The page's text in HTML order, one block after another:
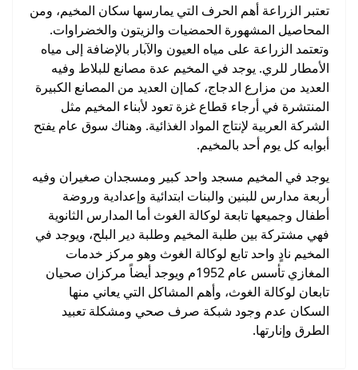
تعتبر الزراعة أهم الحرف التي يمارسها سكان المخيم، ومن
المحاصيل المشهورة الحمضيات والزيتون والخضراوات.
وتعتمد الزراعة على مياه العيون والآبار بالإضافة إلى مياه
الأمطار للري. يوجد في المخيم عدة مصانع للبلاط وفيه
العديد من مزارع الدجاج، كماإن العديد من المصانع الكبيرة
المنتشرة في أرجاء قطاع غزة تعود لأبناء المخيم مثل
الشركة العربية لإنتاج المواد الغذائية. وهناك سوق عام يفتح
أبوابه كل يوم أحد بالمخيم.
يوجد في المخيم مسجد واحد كبير ومسجدان صغيران وفيه
أربعة مدارس للبنين والبنات ابتدائية وإعدادية وروضة
أطفال وجميعها تابعة لوكالة الغوث أما المدارس الثانوية
فهي مشتركة بين طلبة المخيم وطلبة دير البلح، ويوجد في
المخيم نادٍ واحد تابع لوكالة الغوث وهو مركز خدمات
المغازي تأسس عام 1952م ويوجد أيضاً مركزان صحيان
تابعان لوكالة الغوث، وأهم المشاكل التي يعاني منها
السكان عدم وجود شبكة صرف صحي ومشكلة تعبيد
الطرق وإنارتها.